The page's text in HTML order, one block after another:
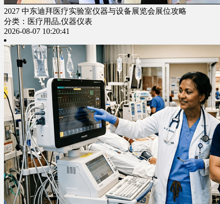
2027 中东迪拜医疗实验室仪器与设备展览会展位攻略
分类：医疗用品,仪器仪表
2026-08-07 10:20:41